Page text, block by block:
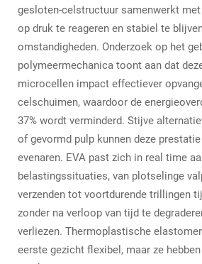
gesloten-celstructuur samenwerkt
op druk te reageren en stabiel te
omstandigheden. Onderzoek op het
polymeermechanica toont aan dat
microcellen impact effectiever
celschuimen, waardoor de
37% wordt verminderd. Stijve
of gevormd pulp kunnen deze
evenaren. EVA past zich in real time
belastingssituaties, van plotselinge
verzenden tot voortdurende trillingen
zonder na verloop van tijd te
verliezen. Thermoplastische
eerste gezicht flexibel, maar ze